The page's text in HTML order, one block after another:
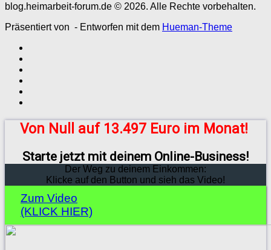
blog.heimarbeit-forum.de © 2026. Alle Rechte vorbehalten.
Präsentiert von - Entworfen mit dem Hueman-Theme
Von Null auf 13.497 Euro im Monat!
Starte jetzt mit deinem Online-Business!
Der Weg zu deinem Einkommen:
Klicke auf den Button und sieh das Video!
Zum Video
(KLICK HIER)